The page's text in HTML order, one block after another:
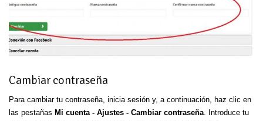
Cambiar contraseña
Para cambiar tu contraseña, inicia sesión y, a continuación, haz clic en
las pestañas Mi cuenta - Ajustes - Cambiar contraseña . Introduce tu